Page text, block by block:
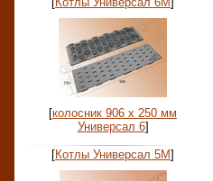
[колосник 906 х 250 мм
Универсал 6]
[Котлы Универсал 5М]